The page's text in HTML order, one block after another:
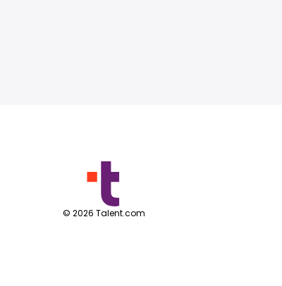
© 2026 Talent.com